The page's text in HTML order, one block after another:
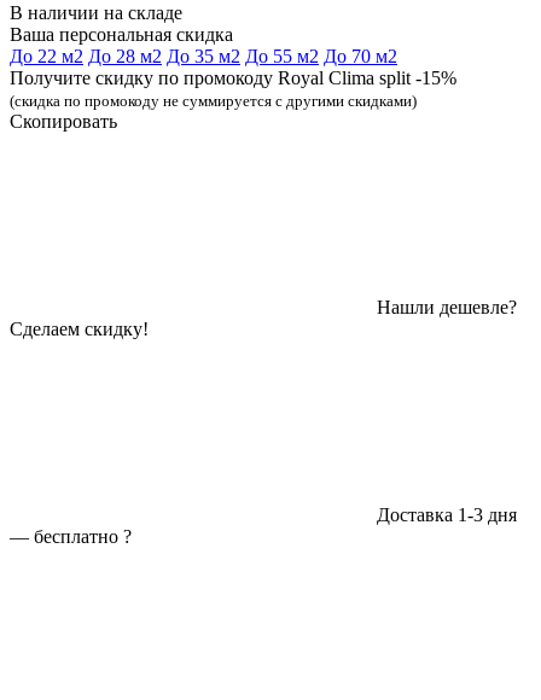
В наличии на складе
Ваша персональная скидка
До 22 м2 До 28 м2 До 35 м2 До 55 м2 До 70 м2
Получите скидку по промокоду Royal Clima split -15%
(скидка по промокоду не суммируется с другими скидками)
Скопировать
Нашли дешевле?
Сделаем скидку!
Доставка 1-3 дня
— бесплатно ?